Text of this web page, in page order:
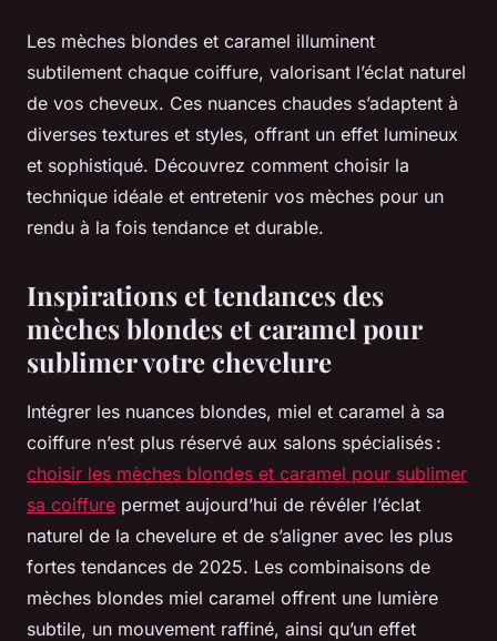
Les mèches blondes et caramel illuminent
subtilement chaque coiffure, valorisant l’éclat naturel
de vos cheveux. Ces nuances chaudes s’adaptent à
diverses textures et styles, offrant un effet lumineux
et sophistiqué. Découvrez comment choisir la
technique idéale et entretenir vos mèches pour un
rendu à la fois tendance et durable.
Inspirations et tendances des
mèches blondes et caramel pour
sublimer votre chevelure
Intégrer les nuances blondes, miel et caramel à sa
coiffure n’est plus réservé aux salons spécialisés :
choisir les mèches blondes et caramel pour sublimer
sa coiffure permet aujourd’hui de révéler l’éclat
naturel de la chevelure et de s’aligner avec les plus
fortes tendances de 2025. Les combinaisons de
mèches blondes miel caramel offrent une lumière
subtile, un mouvement raffiné, ainsi qu’un effet